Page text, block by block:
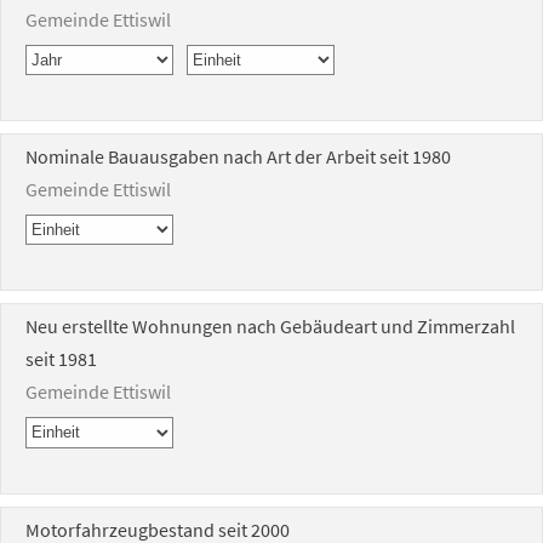
Gemeinde Ettiswil
Nominale Bauausgaben nach Art der Arbeit seit 1980
Gemeinde Ettiswil
Neu erstellte Wohnungen nach Gebäudeart und Zimmerzahl
seit 1981
Gemeinde Ettiswil
Motorfahrzeugbestand seit 2000